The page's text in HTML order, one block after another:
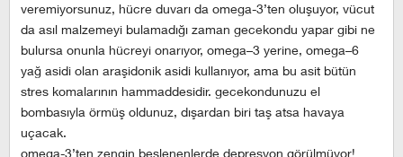
veremiyorsunuz, hücre duvarı da omega-3’ten oluşuyor, vücut
da asıl malzemeyi bulamadığı zaman gecekondu yapar gibi ne
bulursa onunla hücreyi onarıyor, omega–3 yerine, omega–6
yağ asidi olan araşidonik asidi kullanıyor, ama bu asit bütün
stres komalarının hammaddesidir. gecekondunuzu el
bombasıyla örmüş oldunuz, dışardan biri taş atsa havaya
uçacak.
omega-3’ten zengin beslenenlerde depresyon görülmüyor!